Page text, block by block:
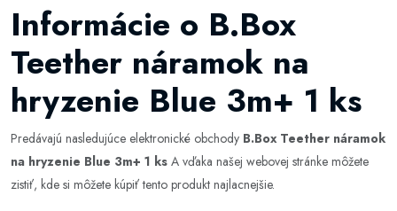
Informácie o B.Box
Teether náramok na
hryzenie Blue 3m+ 1 ks
Predávajú nasledujúce elektronické obchody B.Box Teether náramok
na hryzenie Blue 3m+ 1 ks A vďaka našej webovej stránke môžete
zistiť, kde si môžete kúpiť tento produkt najlacnejšie.